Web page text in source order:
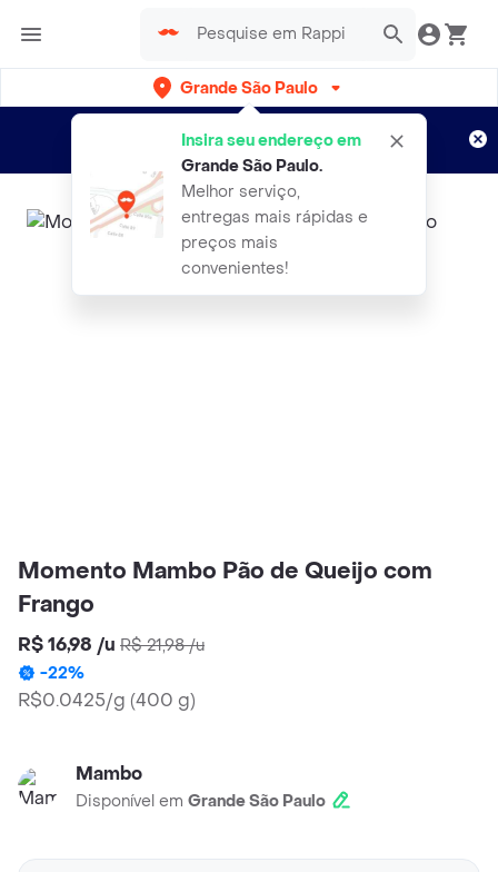
Grande São Paulo
Insira seu endereço em
Grande São Paulo.
Melhor serviço,
entregas mais rápidas e
preços mais
convenientes!
Entregas grátis por 15 dias!
Aplicam T&C
Momento Mambo Pão de Queijo com
Frango
R$ 16,98 /u R$ 21,98/u
-22%
R$0.0425/g (400 g)
Mambo
Disponível em Grande São Paulo